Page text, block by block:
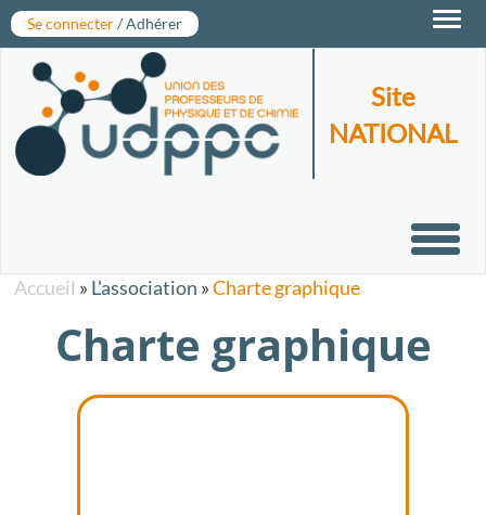
Se connecter/ Adhérer
Site
NATIONAL
Accueil » L'association »Charte graphique
Charte graphique